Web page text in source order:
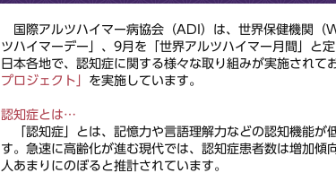
国際アルツハイマー病協会（ADI）は、世界保健機関（
ツハイマーデー」、9⽉を「世界アルツハイマー⽉間」と
⽇本各地で、認知症に関する様々な取り組みが実施されて
プロジェクト」 を実施しています。
認知症とは…
「認知症」とは、記憶⼒や⾔語理解⼒などの認知機能が
す。急速に⾼齢化が進む現代では、認知症患者数は増加
人あまりにのぼると推計されています。